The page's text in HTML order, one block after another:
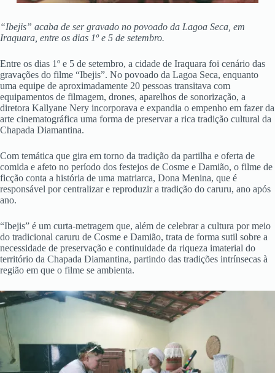
“Ibejis” acaba de ser gravado no povoado da Lagoa Seca, em
Iraquara, entre os dias 1º e 5 de setembro.
Entre os dias 1º e 5 de setembro, a cidade de Iraquara foi cenário das
gravações do filme “Ibejis”. No povoado da Lagoa Seca, enquanto
uma equipe de aproximadamente 20 pessoas transitava com
equipamentos de filmagem, drones, aparelhos de sonorização, a
diretora Kallyane Nery incorporava e expandia o empenho em fazer da
arte cinematográfica uma forma de preservar a rica tradição cultural da
Chapada Diamantina.
Com temática que gira em torno da tradição da partilha e oferta de
comida e afeto no período dos festejos de Cosme e Damião, o filme de
ficção conta a história de uma matriarca, Dona Menina, que é
responsável por centralizar e reproduzir a tradição do caruru, ano após
ano.
“Ibejis” é um curta-metragem que, além de celebrar a cultura por meio
do tradicional caruru de Cosme e Damião, trata de forma sutil sobre a
necessidade de preservação e continuidade da riqueza imaterial do
território da Chapada Diamantina, partindo das tradições intrínsecas à
região em que o filme se ambienta.